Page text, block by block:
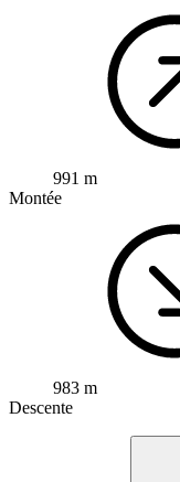
991 m
Montée
983 m
Descente